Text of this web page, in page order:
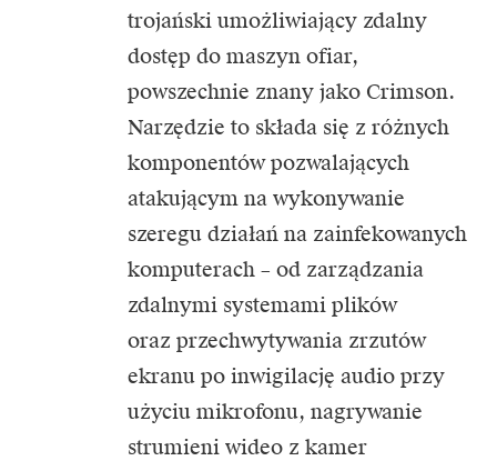
trojański umożliwiający zdalny
dostęp do maszyn ofiar,
powszechnie znany jako Crimson.
Narzędzie to składa się z różnych
komponentów pozwalających
atakującym na wykonywanie
szeregu działań na zainfekowanych
komputerach – od zarządzania
zdalnymi systemami plików
oraz przechwytywania zrzutów
ekranu po inwigilację audio przy
użyciu mikrofonu, nagrywanie
strumieni wideo z kamer